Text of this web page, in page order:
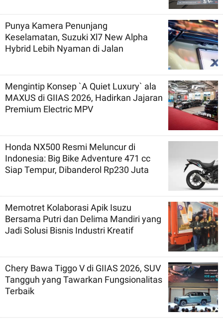
Punya Kamera Penunjang
Keselamatan, Suzuki Xl7 New Alpha
Hybrid Lebih Nyaman di Jalan
Mengintip Konsep `A Quiet Luxury` ala
MAXUS di GIIAS 2026, Hadirkan Jajaran
Premium Electric MPV
Honda NX500 Resmi Meluncur di
Indonesia: Big Bike Adventure 471 cc
Siap Tempur, Dibanderol Rp230 Juta
Memotret Kolaborasi Apik Isuzu
Bersama Putri dan Delima Mandiri yang
Jadi Solusi Bisnis Industri Kreatif
Chery Bawa Tiggo V di GIIAS 2026, SUV
Tangguh yang Tawarkan Fungsionalitas
Terbaik